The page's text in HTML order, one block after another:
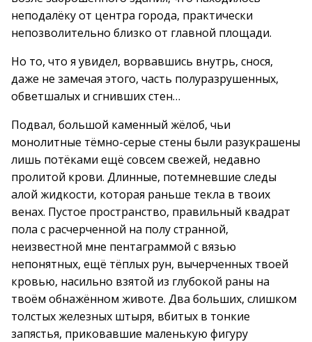
неподалёку от центра города, практически
непозволительно близко от главной площади.
Но то, что я увидел, ворвавшись внутрь, снося,
даже не замечая этого, часть полуразрушенных,
обветшалых и сгнивших стен…
Подвал, большой каменный жёлоб, чьи
монолитные тёмно-серые стены были разукрашены
лишь потёками ещё совсем свежей, недавно
пролитой крови. Длинные, потемневшие следы
алой жидкости, которая раньше текла в твоих
венах. Пустое пространство, правильный квадрат
пола с расчерченной на полу странной,
неизвестной мне пентаграммой с вязью
непонятных, ещё тёплых рун, вычерченных твоей
кровью, насильно взятой из глубокой раны на
твоём обнажённом животе. Два больших, слишком
толстых железных штыря, вбитых в тонкие
запястья, приковавшие маленькую фигуру